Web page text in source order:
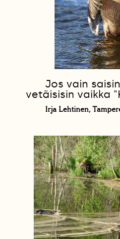
Jos vain
vetäisisin vaikka
Irja Lehtinen,